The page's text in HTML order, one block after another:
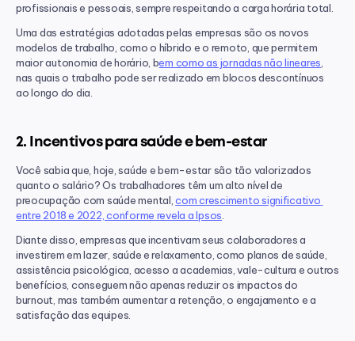
profissionais e pessoais, sempre respeitando a carga horária total.
Uma das estratégias adotadas pelas empresas são os novos
modelos de trabalho, como o híbrido e o remoto, que permitem
maior autonomia de horário, bem como as jornadas não lineares
nas quais o trabalho pode ser realizado em blocos descontínuos
ao longo do dia.
2. Incentivos para saúde e bem-estar
Você sabia que, hoje, saúde e bem-estar são tão valorizados
quanto o salário? Os trabalhadores têm um alto nível de
preocupação com saúde mental, com crescimento significativo
entre 2018 e 2022, conforme revela a Ipsos
Diante disso, empresas que incentivam seus colaboradores a
investirem em lazer, saúde e relaxamento, como planos de saúde,
assistência psicológica, acesso a academias, vale-cultura e outros
benefícios, conseguem não apenas reduzir os impactos do
burnout, mas também aumentar a retenção, o engajamento e a
satisfação das equipes.